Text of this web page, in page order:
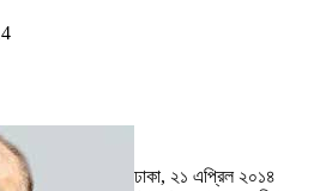
ঢাকা, ২১ এপ্রিল ২০১৪